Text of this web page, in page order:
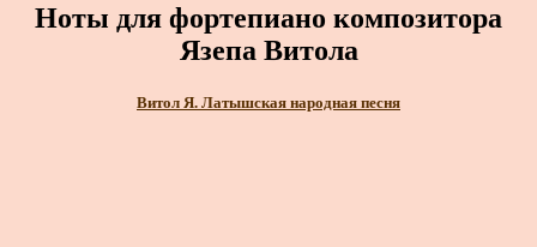
Ноты для фортепиано композитора
Язепа Витола
Витол Я. Латышская народная песня